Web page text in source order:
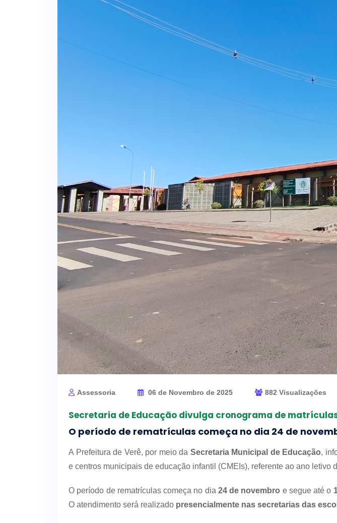
Assessoria 06 de Novembro de 2025 882 Visualizações
Secretaria de Educação divulga cronograma de
O período de rematrículas começa no dia 24 de
A Prefeitura de Verê, por meio da Secretaria Municipal de Educação,
e centros municipais de educação infantil (CMEIs), referente ao ano letivo
O período de rematrículas começa no dia 24 de novembro e segue até o
O atendimento será realizado presencialmente nas secretarias das